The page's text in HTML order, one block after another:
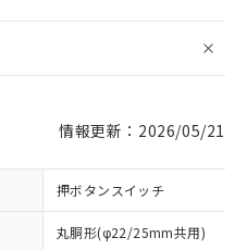
情報更新：2026/05/21
押ボタンスイッチ
丸胴形(φ22/25mm共用)